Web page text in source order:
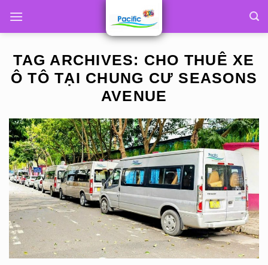
TAG ARCHIVES: CHO THUÊ XE
Ô TÔ TẠI CHUNG CƯ SEASONS
AVENUE